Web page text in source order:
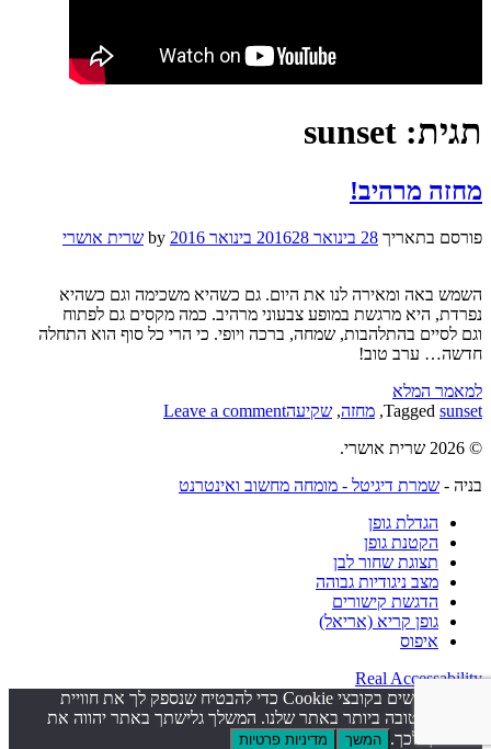
תגית: sunset
מחזה מרהיב!
פורסם בתאריך 28 בינואר 2016 28 בינואר 2016 שרית אושרי
השמש באה ומאירה לנו את היום. גם כשהיא משכימה וגם כשהיא
נפרדת, היא מרגשת במופע צבעוני מרהיב. כמה מקסים גם לפתוח
וגם לסיים בהתלהבות, שמחה, ברכה ויופי. כי הרי כל סוף הוא התחלה
חדשה… ערב טוב!
למאמר המלא
Tagged sunset
, מחזה, שקיעהLeave a comment
© 2026 שרית אושרי.
בניה - שמרת דיגיטל - מומחה מחשוב ואינטרנט
הגדלת גופן
הקטנת גופן
תצוגת שחור לבן
מצב ניגודיות גבוהה
הדגשת קישורים
גופן קריא (אריאל)
איפוס
Real Accessability
אנו משתמשים בקובצי Cookie כדי להבטיח שנספק לך את חוויית
הגלישה הטובה ביותר באתר שלנו. המשלך גלישתך באתר יהווה את
הסכמתך לכך. המשך מדיניות פרטיות